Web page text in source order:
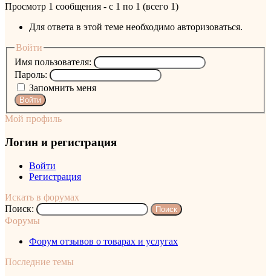
Просмотр 1 сообщения - с 1 по 1 (всего 1)
Для ответа в этой теме необходимо авторизоваться.
Войти
Имя пользователя:
Пароль:
Запомнить меня
Войти
Мой профиль
Логин и регистрация
Войти
Регистрация
Искать в форумах
Поиск:
Форумы
Форум отзывов о товарах и услугах
Последние темы